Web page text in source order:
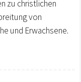
zu christlichen
von
und Erwachsene.